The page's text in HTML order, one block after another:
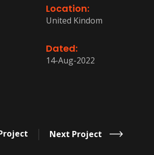
Location:
United Kindom
Dated:
14-Aug-2022
Next Project